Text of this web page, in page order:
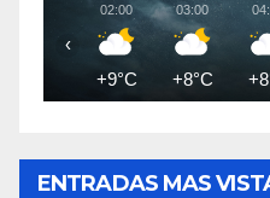
02:00
+9°C
03:00
+8°C
‹
ENTRADAS MAS